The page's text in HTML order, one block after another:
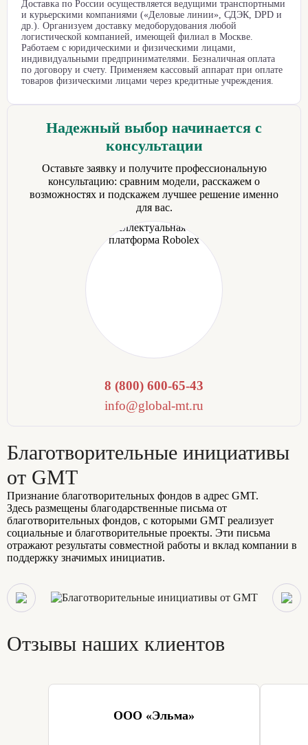
Доставка по России осуществляется ведущими транспортными
и курьерскими компаниями («Деловые линии», СДЭК, DPD и
др.). Организуем доставку медоборудования любой
логистической компанией, имеющей филиал в Москве.
Работаем с юридическими и физическими лицами,
индивидуальными предпринимателями. Безналичная оплата
по договору и счету. Применяем кассовый аппарат при оплате
товаров физическими лицами через кредитные учреждения.
Надежный выбор начинается с
консультации
Оставьте заявку и получите профессиональную
консультацию: сравним модели, расскажем о
возможностях и подскажем лучшее решение именно
для вас.
8 (800) 600-65-43
info@global-mt.ru
Благотворительные инициативы
от GMT
Признание благотворительных фондов в адрес GMT.
Здесь размещены благодарственные письма от
благотворительных фондов, с которыми GMT реализует
социальные и благотворительные проекты. Эти письма
отражают результаты совместной работы и вклад компании в
поддержку значимых инициатив.
Отзывы наших клиентов
ООО «Эльма»